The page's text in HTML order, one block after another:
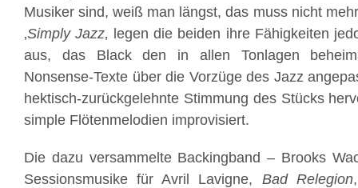
Musiker sind, weiß man längst, das muss nicht
‚Simply Jazz‚ legen die beiden ihre Fähigkeiten
aus, das Black den in allen Tonlagen
Nonsense-Texte über die Vorzüge des Jazz
hektisch-zurückgelehnte Stimmung des Stücks
simple Flötenmelodien improvisiert.
Die dazu versammelte Backingband – Brooks
Sessionsmusike für Avril Lavigne, Bad Relegion